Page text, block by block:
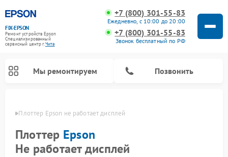
FIX-EPSON
Ремонт устройств Epson
Специализированный
cервисный центр г.Чита
+7 (800) 301-55-83
Ежедневно, с 10:00 до 20:00
+7 (800) 301-55-83
Звонок бесплатный по РФ
Мы ремонтируем Позвонить
Чите Плоттер Epson не работает дисплей
Плоттер Epson
Не работает дисплей